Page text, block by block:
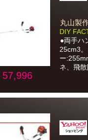
57,996
丸山製
DIY
●両手ハ
25cm3
ー
ネ、飛散